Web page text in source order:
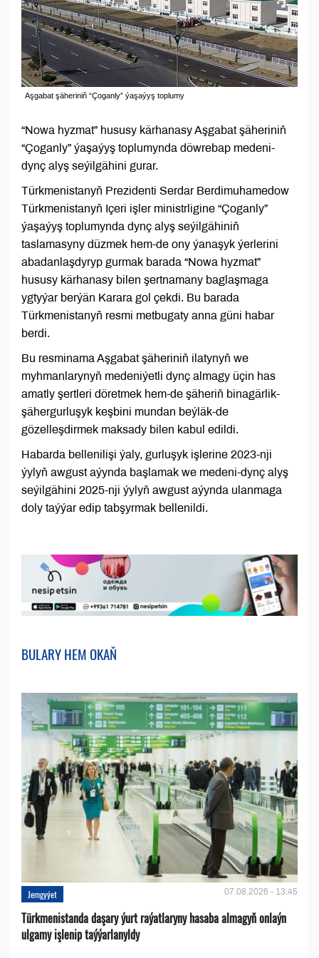
Aşgabat şäheriniň “Çoganly” ýaşaýyş toplumy
“Nowa hyzmat” hususy kärhanasy Aşgabat şäheriniň
“Çoganly” ýaşaýyş toplumynda döwrebap medeni-
dynç alyş seýilgähini gurar.
Türkmenistanyň Prezidenti Serdar Berdimuhamedow
Türkmenistanyň Içeri işler ministrligine “Çoganly”
ýaşaýyş toplumynda dynç alyş seýilgähiniň
taslamasyny düzmek hem-de ony ýanaşyk ýerlerini
abadanlaşdyryp gurmak barada “Nowa hyzmat”
hususy kärhanasy bilen şertnamany baglaşmaga
ygtyýar berýän Karara gol çekdi. Bu barada
Türkmenistanyň resmi metbugaty anna güni habar
berdi.
Bu resminama Aşgabat şäheriniň ilatynyň we
myhmanlarynyň medeniýetli dynç almagy üçin has
amatly şertleri döretmek hem-de şäheriň binagärlik-
şähergurluşyk keşbini mundan beýläk-de
gözelleşdirmek maksady bilen kabul edildi.
Habarda bellenilişi ýaly, gurluşyk işlerine 2023-nji
ýylyň awgust aýynda başlamak we medeni-dynç alyş
seýilgähini 2025-nji ýylyň awgust aýynda ulanmaga
doly taýýar edip tabşyrmak bellenildi.
BULARY HEM OKAŇ
Jemgyýet 07.08.2026 - 13:45
Türkmenistanda daşary ýurt raýatlaryny hasaba almagyň onlaýn
ulgamy işlenip taýýarlanyldy